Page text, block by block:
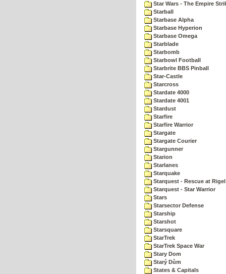
Star Wars - The Empire
Starball
Starbase Alpha
Starbase Hyperion
Starbase Omega
Starblade
Starbomb
Starbowl Football
Starbrite BBS Pinball
Star-Castle
Starcross
Stardate 4000
Stardate 4001
Stardust
Starfire
Starfire Warrior
Stargate
Stargate Courier
Stargunner
Starion
Starlanes
Starquake
Starquest - Rescue at Rigel
Starquest - Star Warrior
Stars
Starsector Defense
Starship
Starshot
Starsquare
StarTrek
StarTrek Space War
Stary Dom
Starý Dům
States & Capitals